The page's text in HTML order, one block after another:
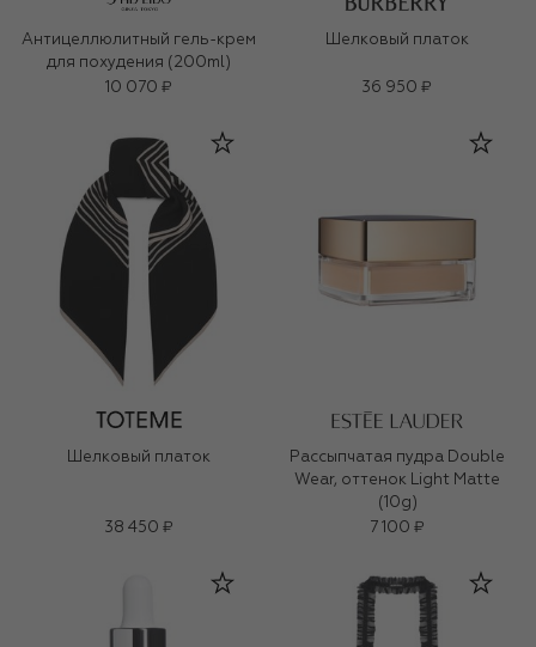
Антицеллюлитный гель-крем
для похудения (200ml)
10 070 ₽
Шелковый платок
36 950 ₽
Шелковый платок
38 450 ₽
Рассыпчатая пудра Double
Wear, оттенок Light Matte
(10g)
7 100 ₽